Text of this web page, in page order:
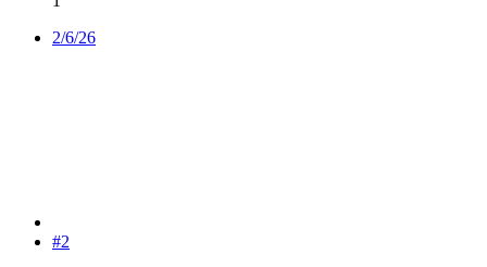
2/6/26
#2